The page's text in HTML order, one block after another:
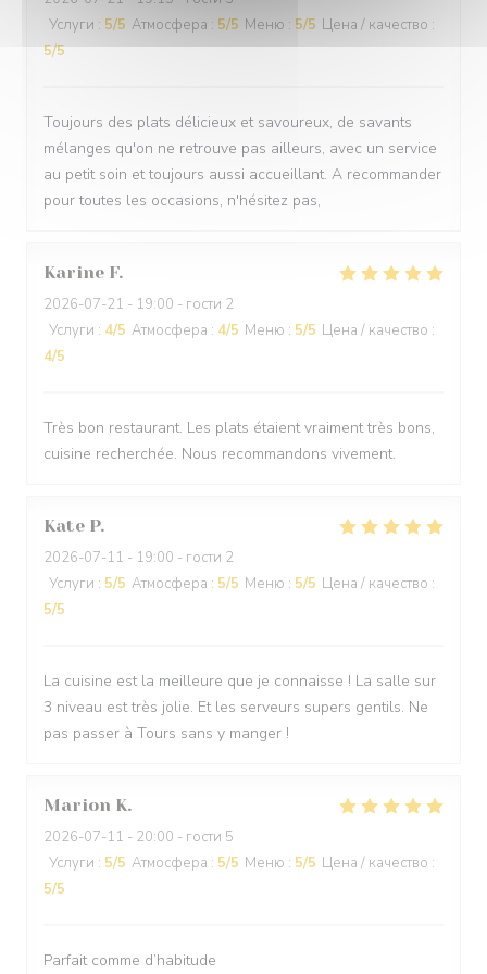
Услуги : 5/5 Атмосфера : 5/5 Меню : 5/5 Цена / качество :
5/5
Toujours des plats délicieux et savoureux, de savants
mélanges qu'on ne retrouve pas ailleurs, avec un service
au petit soin et toujours aussi accueillant. A recommander
pour toutes les occasions, n'hésitez pas,
Karine F
2026-07-21 - 19:00 - гости 2
Услуги : 4/5 Атмосфера : 4/5 Меню : 5/5 Цена / качество :
4/5
Très bon restaurant. Les plats étaient vraiment très bons,
cuisine recherchée. Nous recommandons vivement.
Kate P
2026-07-11 - 19:00 - гости 2
Услуги : 5/5 Атмосфера : 5/5 Меню : 5/5 Цена / качество :
5/5
La cuisine est la meilleure que je connaisse ! La salle sur
3 niveau est très jolie. Et les serveurs supers gentils. Ne
pas passer à Tours sans y manger !
Marion K
2026-07-11 - 20:00 - гости 5
Услуги : 5/5 Атмосфера : 5/5 Меню : 5/5 Цена / качество :
5/5
Parfait comme d’habitude